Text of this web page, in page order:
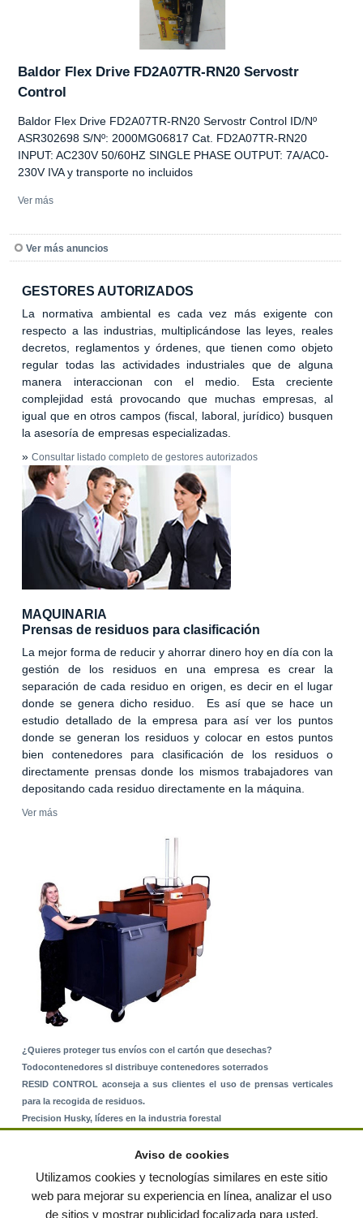
Baldor Flex Drive FD2A07TR-RN20 Servostr
Control
Baldor Flex Drive FD2A07TR-RN20 Servostr Control ID/Nº
ASR302698 S/Nº: 2000MG06817 Cat. FD2A07TR-RN20
INPUT: AC230V 50/60HZ SINGLE PHASE OUTPUT: 7A/AC0-
230V IVA y transporte no incluidos
Ver más
Ver más anuncios
GESTORES AUTORIZADOS
La normativa ambiental es cada vez más exigente con
respecto a las industrias, multiplicándose las leyes, reales
decretos, reglamentos y órdenes, que tienen como objeto
regular todas las actividades industriales que de alguna
manera interaccionan con el medio. Esta creciente
complejidad está provocando que muchas empresas, al
igual que en otros campos (fiscal, laboral, jurídico) busquen
la asesoría de empresas especializadas.
» Consultar listado completo de gestores autorizados
MAQUINARIA
Prensas de residuos para clasificación
La mejor forma de reducir y ahorrar dinero hoy en día con la
gestión de los residuos en una empresa es crear la
separación de cada residuo en origen, es decir en el lugar
donde se genera dicho residuo. Es así que se hace un
estudio detallado de la empresa para así ver los puntos
donde se generan los residuos y colocar en estos puntos
bien contenedores para clasificación de los residuos o
directamente prensas donde los mismos trabajadores van
depositando cada residuo directamente en la máquina.
Ver más
¿Quieres proteger tus envíos con el cartón que desechas?
Todocontenedores sl distribuye contenedores soterrados
RESID CONTROL aconseja a sus clientes el uso de prensas verticales
para la recogida de residuos.
Precision Husky, líderes en la industria forestal
Aviso de cookies
Utilizamos cookies y tecnologías similares en este sitio
web para mejorar su experiencia en línea, analizar el uso
de sitios y mostrar publicidad focalizada para usted.